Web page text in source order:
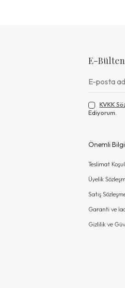
E-Bülten
KVKK
Ediyorum.
Önemli
Teslimat
Üyelik
Satış
Garanti ve
Gizlilik ve